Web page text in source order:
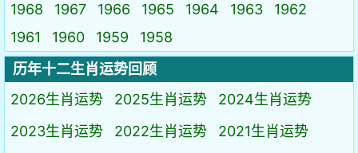
1968
1967 1966 1965 1964 1963
1962
1961
1960 1959
1958
历年十二生肖运势回顾
2026生肖运势
2025生肖运势
2024生肖运势
2023生肖运势
2022生肖运势
2021生肖运势